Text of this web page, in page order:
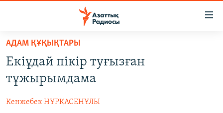
Skip
main
content
Skip
to
САЯСАТ
AZATTYQTV
ҚАҢТАР ОҚИҒАСЫ
АДАМ ҚҰҚЫҚТАРЫ
Екіұдай пікір туғызған
тұжырымдама
Кенжебек НҰРҚАСЕНҰЛЫ